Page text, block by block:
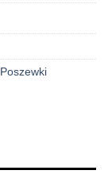
Poszewki